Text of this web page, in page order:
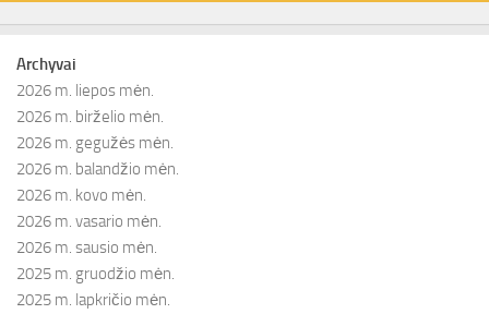
Archyvai
2026 m. liepos mėn.
2026 m. birželio mėn.
2026 m. gegužės mėn.
2026 m. balandžio mėn.
2026 m. kovo mėn.
2026 m. vasario mėn.
2026 m. sausio mėn.
2025 m. gruodžio mėn.
2025 m. lapkričio mėn.